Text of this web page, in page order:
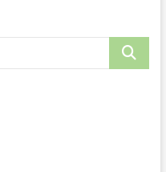
Zoeken